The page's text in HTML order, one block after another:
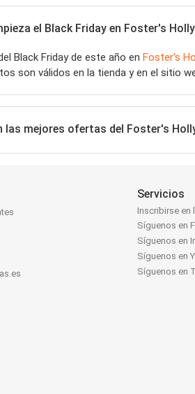
el Black Friday en Foster's
Black Friday de este año en Foster's
son válidos en la tienda y en el sitio
las mejores ofertas del Foster's
Servicios
Inscribirse en
Síguenos en
Síguenos en
Síguenos en
Síguenos en